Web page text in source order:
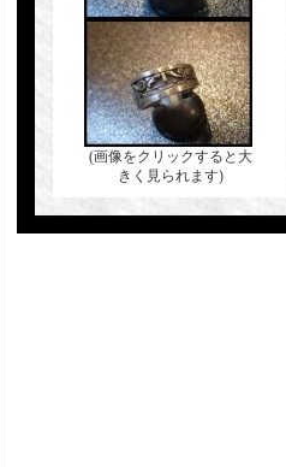
(画像をクリックすると大
きく見られます)